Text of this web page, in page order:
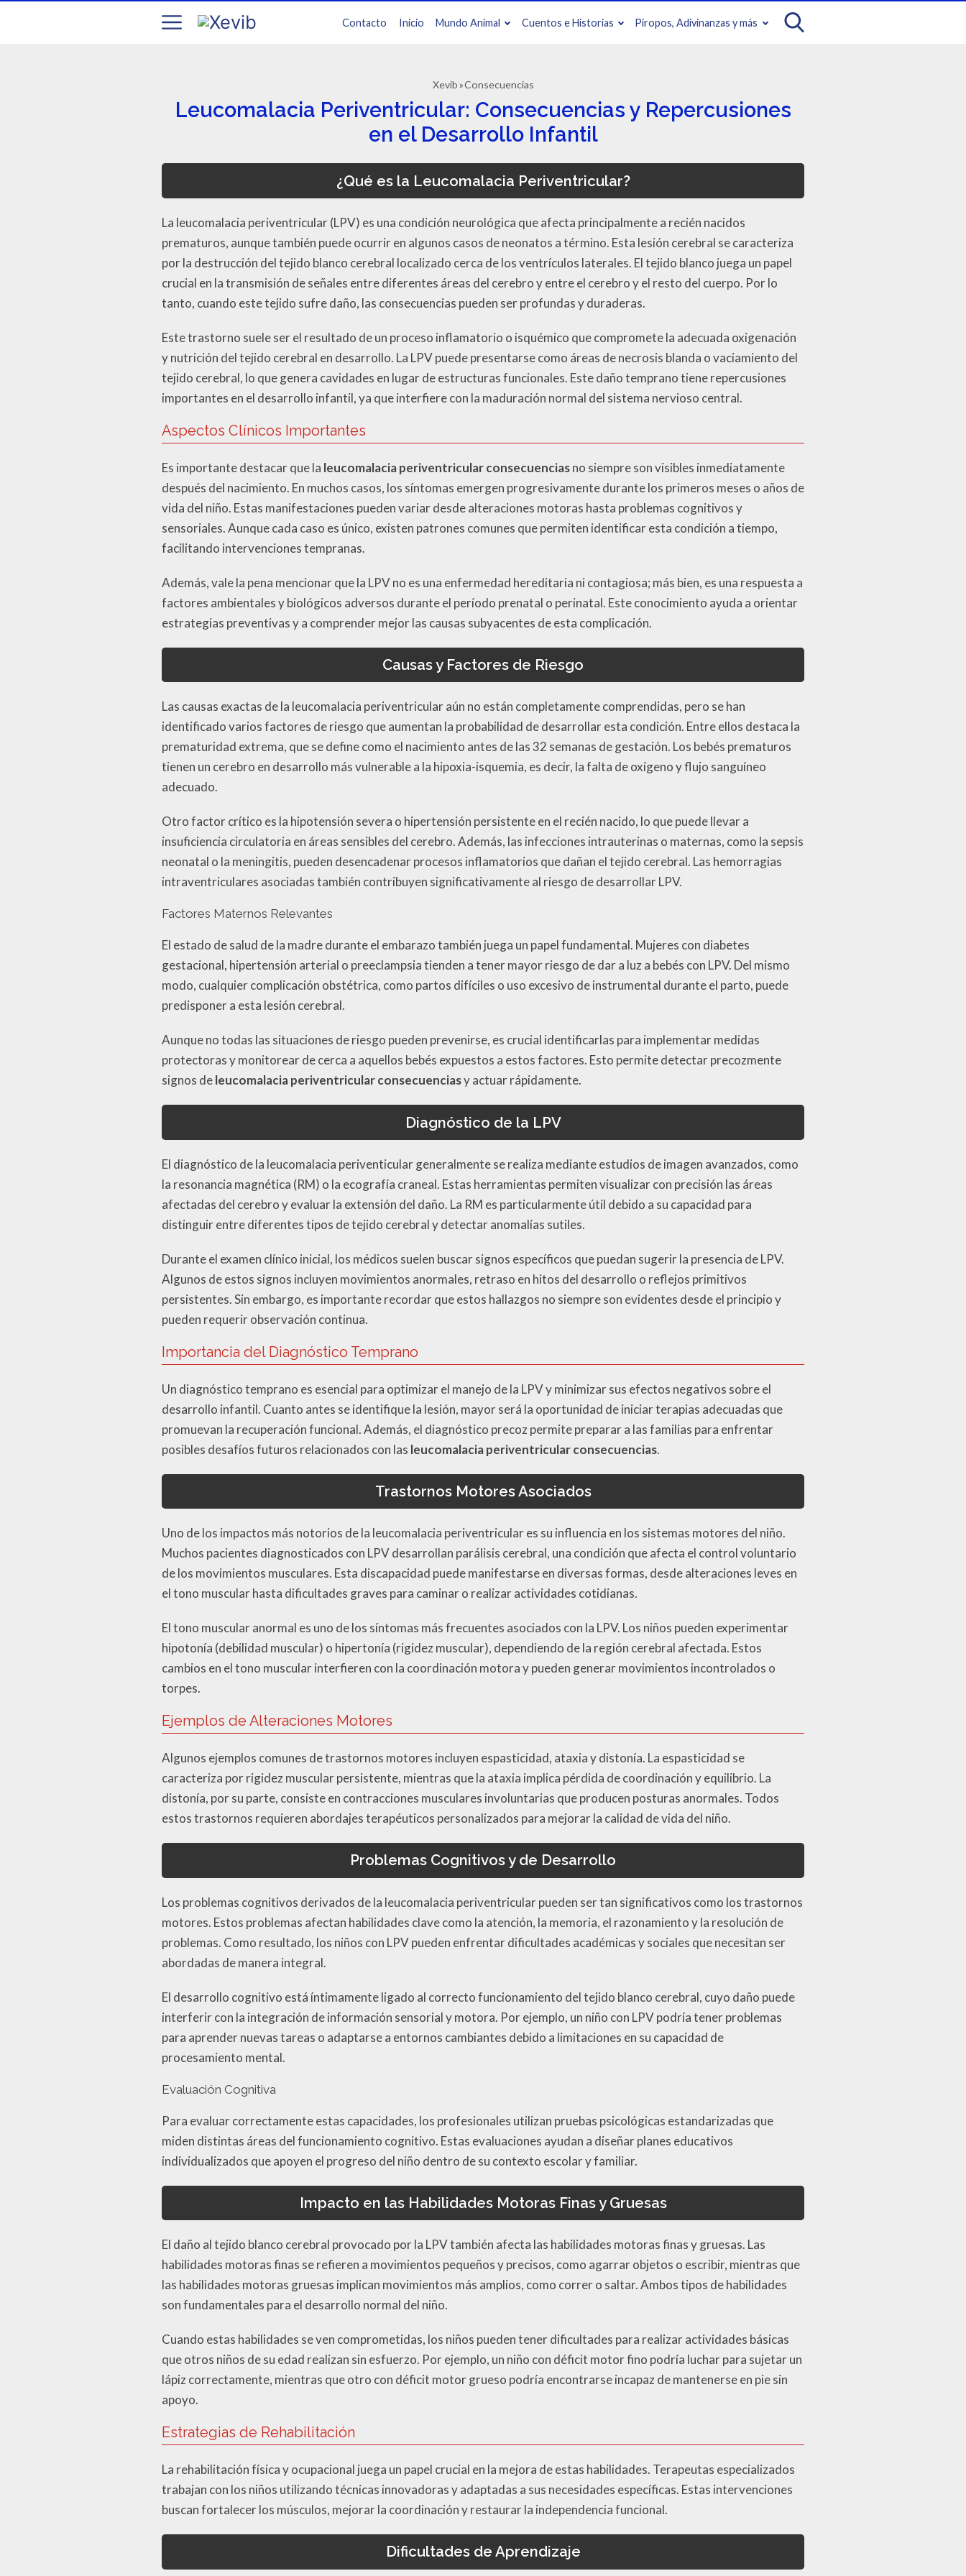
Contacto Inicio Mundo Animal Cuentos e Historias Piropos, Adivinanzas y más
Xevib Consecuencias
Leucomalacia Periventricular: Consecuencias y Repercusiones
en el Desarrollo Infantil
¿Qué es la Leucomalacia Periventricular?
La leucomalacia periventricular (LPV) es una condición neurológica que afecta principalmente a recién nacidos
prematuros, aunque también puede ocurrir en algunos casos de neonatos a término. Esta lesión cerebral se caracteriza
por la destrucción del tejido blanco cerebral localizado cerca de los ventrículos laterales. El tejido blanco juega un papel
crucial en la transmisión de señales entre diferentes áreas del cerebro y entre el cerebro y el resto del cuerpo. Por lo
tanto, cuando este tejido sufre daño, las consecuencias pueden ser profundas y duraderas.
Este trastorno suele ser el resultado de un proceso inflamatorio o isquémico que compromete la adecuada oxigenación
y nutrición del tejido cerebral en desarrollo. La LPV puede presentarse como áreas de necrosis blanda o vaciamiento del
tejido cerebral, lo que genera cavidades en lugar de estructuras funcionales. Este daño temprano tiene repercusiones
importantes en el desarrollo infantil, ya que interfiere con la maduración normal del sistema nervioso central.
Aspectos Clínicos Importantes
Es importante destacar que la leucomalacia periventricular consecuenciasno siempre son visibles inmediatamente
después del nacimiento. En muchos casos, los síntomas emergen progresivamente durante los primeros meses o años de
vida del niño. Estas manifestaciones pueden variar desde alteraciones motoras hasta problemas cognitivos y
sensoriales. Aunque cada caso es único, existen patrones comunes que permiten identificar esta condición a tiempo,
facilitando intervenciones tempranas.
Además, vale la pena mencionar que la LPV no es una enfermedad hereditaria ni contagiosa; más bien, es una respuesta a
factores ambientales y biológicos adversos durante el período prenatal o perinatal. Este conocimiento ayuda a orientar
estrategias preventivas y a comprender mejor las causas subyacentes de esta complicación.
Causas y Factores de Riesgo
Las causas exactas de la leucomalacia periventricular aún no están completamente comprendidas, pero se han
identificado varios factores de riesgo que aumentan la probabilidad de desarrollar esta condición. Entre ellos destaca la
prematuridad extrema, que se define como el nacimiento antes de las 32 semanas de gestación. Los bebés prematuros
tienen un cerebro en desarrollo más vulnerable a la hipoxia-isquemia, es decir, la falta de oxígeno y flujo sanguíneo
adecuado.
Otro factor crítico es la hipotensión severa o hipertensión persistente en el recién nacido, lo que puede llevar a
insuficiencia circulatoria en áreas sensibles del cerebro. Además, las infecciones intrauterinas o maternas, como la sepsis
neonatal o la meningitis, pueden desencadenar procesos inflamatorios que dañan el tejido cerebral. Las hemorragias
intraventriculares asociadas también contribuyen significativamente al riesgo de desarrollar LPV.
Factores Maternos Relevantes
El estado de salud de la madre durante el embarazo también juega un papel fundamental. Mujeres con diabetes
gestacional, hipertensión arterial o preeclampsia tienden a tener mayor riesgo de dar a luz a bebés con LPV. Del mismo
modo, cualquier complicación obstétrica, como partos difíciles o uso excesivo de instrumental durante el parto, puede
predisponer a esta lesión cerebral.
Aunque no todas las situaciones de riesgo pueden prevenirse, es crucial identificarlas para implementar medidas
protectoras y monitorear de cerca a aquellos bebés expuestos a estos factores. Esto permite detectar precozmente
signos deleucomalacia periventricular consecuenciasy actuar rápidamente.
Diagnóstico de la LPV
El diagnóstico de la leucomalacia periventicular generalmente se realiza mediante estudios de imagen avanzados, como
la resonancia magnética (RM) o la ecografía craneal. Estas herramientas permiten visualizar con precisión las áreas
afectadas del cerebro y evaluar la extensión del daño. La RM es particularmente útil debido a su capacidad para
distinguir entre diferentes tipos de tejido cerebral y detectar anomalías sutiles.
Durante el examen clínico inicial, los médicos suelen buscar signos específicos que puedan sugerir la presencia de LPV.
Algunos de estos signos incluyen movimientos anormales, retraso en hitos del desarrollo o reflejos primitivos
persistentes. Sin embargo, es importante recordar que estos hallazgos no siempre son evidentes desde el principio y
pueden requerir observación continua.
Importancia del Diagnóstico Temprano
Un diagnóstico temprano es esencial para optimizar el manejo de la LPV y minimizar sus efectos negativos sobre el
desarrollo infantil. Cuanto antes se identifique la lesión, mayor será la oportunidad de iniciar terapias adecuadas que
promuevan la recuperación funcional. Además, el diagnóstico precoz permite preparar a las familias para enfrentar
posibles desafíos futuros relacionados con las leucomalacia periventricular consecuencias.
Trastornos Motores Asociados
Uno de los impactos más notorios de la leucomalacia periventricular es su influencia en los sistemas motores del niño.
Muchos pacientes diagnosticados con LPV desarrollan parálisis cerebral, una condición que afecta el control voluntario
de los movimientos musculares. Esta discapacidad puede manifestarse en diversas formas, desde alteraciones leves en
el tono muscular hasta dificultades graves para caminar o realizar actividades cotidianas.
El tono muscular anormal es uno de los síntomas más frecuentes asociados con la LPV. Los niños pueden experimentar
hipotonía (debilidad muscular) o hipertonía (rigidez muscular), dependiendo de la región cerebral afectada. Estos
cambios en el tono muscular interfieren con la coordinación motora y pueden generar movimientos incontrolados o
torpes.
Ejemplos de Alteraciones Motores
Algunos ejemplos comunes de trastornos motores incluyen espasticidad, ataxia y distonía. La espasticidad se
caracteriza por rigidez muscular persistente, mientras que la ataxia implica pérdida de coordinación y equilibrio. La
distonía, por su parte, consiste en contracciones musculares involuntarias que producen posturas anormales. Todos
estos trastornos requieren abordajes terapéuticos personalizados para mejorar la calidad de vida del niño.
Problemas Cognitivos y de Desarrollo
Los problemas cognitivos derivados de la leucomalacia periventricular pueden ser tan significativos como los trastornos
motores. Estos problemas afectan habilidades clave como la atención, la memoria, el razonamiento y la resolución de
problemas. Como resultado, los niños con LPV pueden enfrentar dificultades académicas y sociales que necesitan ser
abordadas de manera integral.
El desarrollo cognitivo está íntimamente ligado al correcto funcionamiento del tejido blanco cerebral, cuyo daño puede
interferir con la integración de información sensorial y motora. Por ejemplo, un niño con LPV podría tener problemas
para aprender nuevas tareas o adaptarse a entornos cambiantes debido a limitaciones en su capacidad de
procesamiento mental.
Evaluación Cognitiva
Para evaluar correctamente estas capacidades, los profesionales utilizan pruebas psicológicas estandarizadas que
miden distintas áreas del funcionamiento cognitivo. Estas evaluaciones ayudan a diseñar planes educativos
individualizados que apoyen el progreso del niño dentro de su contexto escolar y familiar.
Impacto en las Habilidades Motoras Finas y Gruesas
El daño al tejido blanco cerebral provocado por la LPV también afecta las habilidades motoras finas y gruesas. Las
habilidades motoras finas se refieren a movimientos pequeños y precisos, como agarrar objetos o escribir, mientras que
las habilidades motoras gruesas implican movimientos más amplios, como correr o saltar. Ambos tipos de habilidades
son fundamentales para el desarrollo normal del niño.
Cuando estas habilidades se ven comprometidas, los niños pueden tener dificultades para realizar actividades básicas
que otros niños de su edad realizan sin esfuerzo. Por ejemplo, un niño con déficit motor fino podría luchar para sujetar un
lápiz correctamente, mientras que otro con déficit motor grueso podría encontrarse incapaz de mantenerse en pie sin
apoyo.
Estrategias de Rehabilitación
La rehabilitación física y ocupacional juega un papel crucial en la mejora de estas habilidades. Terapeutas especializados
trabajan con los niños utilizando técnicas innovadoras y adaptadas a sus necesidades específicas. Estas intervenciones
buscan fortalecer los músculos, mejorar la coordinación y restaurar la independencia funcional.
Dificultades de Aprendizaje